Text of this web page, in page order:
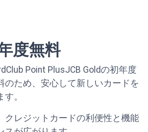
度無料
Point PlusJCB Goldの初年度
のため、安心して新しいカードを
。
クレジットカードの利便性と機能